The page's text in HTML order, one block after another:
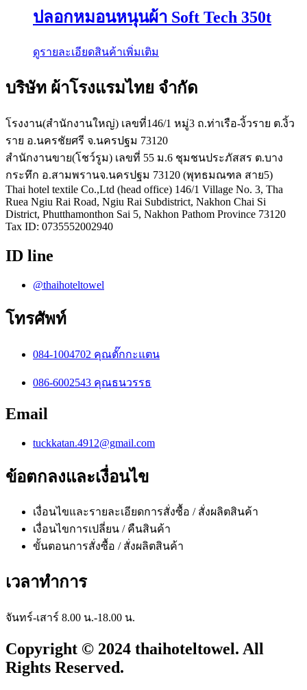
ปลอกหมอนหนุนผ้า Soft Tech 350t
ดูรายละเอียดสินค้าเพิ่มเติม
บริษัท ผ้าโรงแรมไทย จำกัด
โรงงาน(สำนักงานใหญ่) เลขที่146/1 หมู่3 ถ.ท่าเรือ-งิ้วราย ต.งิ้ว
ราย อ.นครชัยศรี จ.นครปฐม 73120
สำนักงานขาย(โชว์รูม) เลขที่ 55 ม.6 ชุมชนประภัสสร ต.บาง
กระทึก อ.สามพรานจ.นครปฐม 73120 (พุทธมณฑล สาย5)
Thai hotel textile Co.,Ltd (head office) 146/1 Village No. 3, Tha
Ruea Ngiu Rai Road, Ngiu Rai Subdistrict, Nakhon Chai Si
District, Phutthamonthon Sai 5, Nakhon Pathom Province 73120
Tax ID: 0735552002940
ID line
@thaihoteltowel
โทรศัพท์
084-1004702 คุณตั๊กกะแตน
086-6002543 คุณธนวรรธ
Email
tuckkatan.4912@gmail.com
ข้อตกลงและเงื่อนไข
เงื่อนไขและรายละเอียดการสั่งซื้อ / สั่งผลิตสินค้า
เงื่อนไขการเปลี่ยน / คืนสินค้า
ขั้นตอนการสั่งซื้อ / สั่งผลิตสินค้า
เวลาทำการ
จันทร์-เสาร์ 8.00 น.-18.00 น.
Copyright © 2024 thaihoteltowel. All
Rights Reserved.